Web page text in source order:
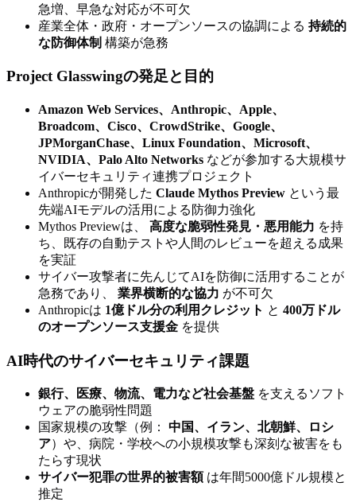
急増、早急な対応が不可欠
産業全体・政府・オープンソースの協調による 持続的
な防御体制 構築が急務
Project Glasswingの発足と目的
Amazon Web Services、Anthropic、Apple、
Broadcom、Cisco、CrowdStrike、Google、
JPMorganChase、Linux Foundation、Microsoft、
NVIDIA、Palo Alto Networks などが参加する大規模サ
イバーセキュリティ連携プロジェクト
Anthropicが開発した Claude Mythos Preview という最
先端AIモデルの活用による防御力強化
Mythos Previewは、 高度な脆弱性発見・悪用能力 を持
ち、既存の自動テストや人間のレビューを超える成果
を実証
サイバー攻撃者に先んじてAIを防御に活用することが
急務であり、 業界横断的な協力 が不可欠
Anthropicは 1億ドル分の利用クレジット と 400万ドル
のオープンソース支援金 を提供
AI時代のサイバーセキュリティ課題
銀行、医療、物流、電力など社会基盤 を支えるソフト
ウェアの脆弱性問題
国家規模の攻撃（例： 中国、イラン、北朝鮮、ロシ
ア）や、病院・学校への小規模攻撃も深刻な被害をも
たらす現状
サイバー犯罪の世界的被害額は年間5000億ドル規模と
推定